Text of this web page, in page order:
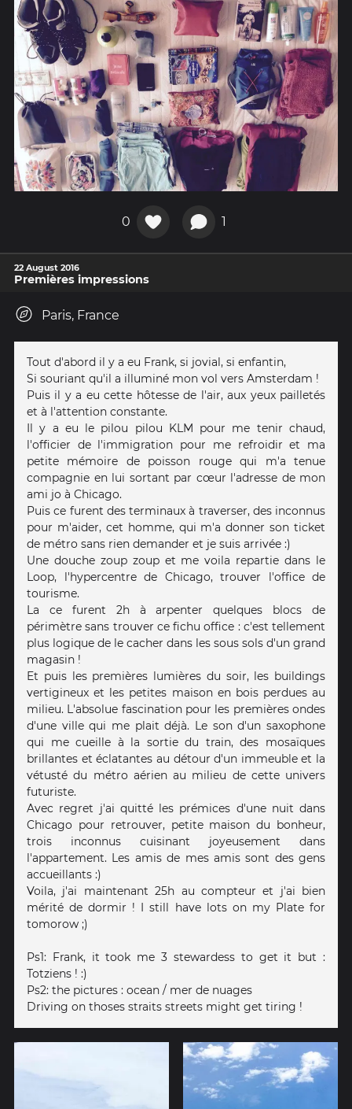
0 1
22 August 2016
Premières impressions
Paris, France
Tout d'abord il y a eu Frank, si jovial, si enfantin,
Si souriant qu'il a illuminé mon vol vers Amsterdam !
Puis il y a eu cette hôtesse de l'air, aux yeux pailletés
et à l'attention constante.
Il y a eu le pilou pilou KLM pour me tenir chaud,
l'officier de l'immigration pour me refroidir et ma
petite mémoire de poisson rouge qui m'a tenue
compagnie en lui sortant par cœur l'adresse de mon
ami jo à Chicago.
Puis ce furent des terminaux à traverser, des inconnus
pour m'aider, cet homme, qui m'a donner son ticket
de métro sans rien demander et je suis arrivée :)
Une douche zoup zoup et me voila repartie dans le
Loop, l'hypercentre de Chicago, trouver l'office de
tourisme.
La ce furent 2h à arpenter quelques blocs de
périmètre sans trouver ce fichu office : c'est tellement
plus logique de le cacher dans les sous sols d'un grand
magasin !
Et puis les premières lumières du soir, les buildings
vertigineux et les petites maison en bois perdues au
milieu. L'absolue fascination pour les premières ondes
d'une ville qui me plait déjà. Le son d'un saxophone
qui me cueille à la sortie du train, des mosaïques
brillantes et éclatantes au détour d'un immeuble et la
vétusté du métro aérien au milieu de cette univers
futuriste.
Avec regret j'ai quitté les prémices d'une nuit dans
Chicago pour retrouver, petite maison du bonheur,
trois inconnus cuisinant joyeusement dans
l'appartement. Les amis de mes amis sont des gens
accueillants :)
Voila, j'ai maintenant 25h au compteur et j'ai bien
mérité de dormir ! I still have lots on my Plate for
tomorow ;)
Ps1: Frank, it took me 3 stewardess to get it but :
Totziens ! :)
Ps2: the pictures : ocean / mer de nuages
Driving on thoses straits streets might get tiring !